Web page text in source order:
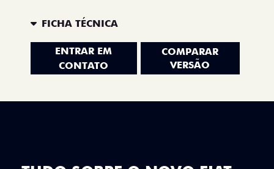
FICHA TÉCNICA
ENTRAR EM
CONTATO
COMPARAR
VERSÃO